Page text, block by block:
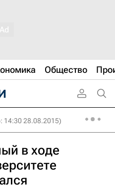
Общество
14:30 28.08.2015)
в ходе